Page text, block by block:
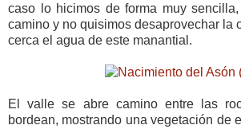
caso lo hicimos de forma muy
camino y no quisimos desaprovechar la
cerca el agua de este manantial.
El valle se abre camino entre las
bordean, mostrando una vegetación de